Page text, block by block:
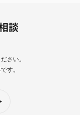
談
さい。
す。